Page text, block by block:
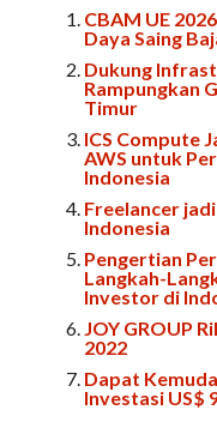
CBAM UE
Daya Saing
Dukung
Rampungkan
Timur
ICS Compute
AWS untuk
Indonesia
Freelancer
Indonesia
Pengertian
Langkah-
Investor di
JOY GROUP
2022
Dapat
Investasi US$